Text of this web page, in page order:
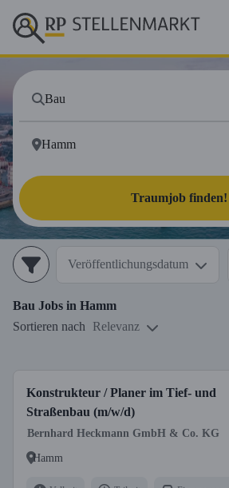
Traumjob finden!
Veröffentlichungsdatum
Bau Jobs in Hamm
Sortieren nach Relevanz
Konstrukteur / Planer im Tief- und
Straßenbau (m/w/d)
Bernhard Heckmann GmbH & Co. KG
Hamm